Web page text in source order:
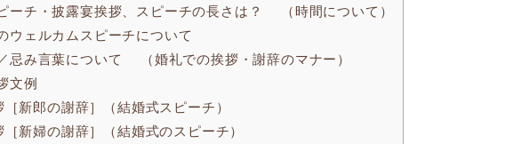
チ・披露宴挨拶、スピーチの長さは？ （時間について）
ェルカムスピーチについて
み言葉について （婚礼での挨拶・謝辞のマナー）
文例
新郎の謝辞］（結婚式スピーチ）
新婦の謝辞］（結婚式のスピーチ）